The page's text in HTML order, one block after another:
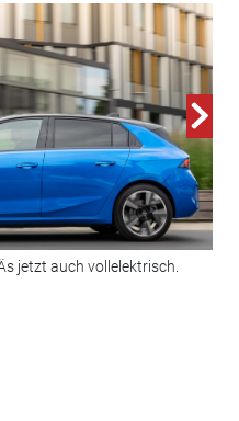
jetzt auch vollelektrisch.